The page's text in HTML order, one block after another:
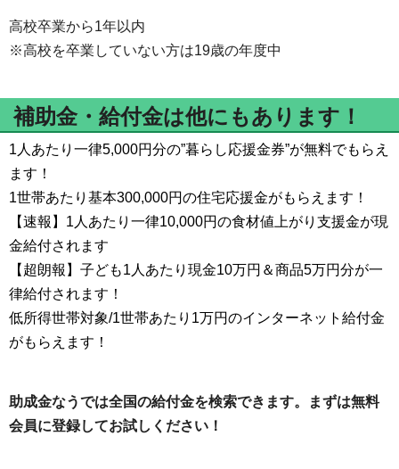
高校卒業から1年以内
※高校を卒業していない方は19歳の年度中
補助金・給付金は他にもあります！
1人あたり一律5,000円分の”暮らし応援金券”が無料でもらえ
ます！
1世帯あたり基本300,000円の住宅応援金がもらえます！
【速報】1人あたり一律10,000円の食材値上がり支援金が現
金給付されます
【超朗報】子ども1人あたり現金10万円＆商品5万円分が一
律給付されます！
低所得世帯対象/1世帯あたり1万円のインターネット給付金
がもらえます！
助成金なうでは全国の給付金を検索できます。まずは無料
会員に登録してお試しください！